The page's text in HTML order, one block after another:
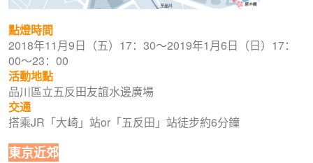
點燈時間
2018年11月9日（五）17：30～2019年1月6日（日）17：
00～23：00
活動地點
品川區立五反田友誼水邊廣場
交通
搭乘JR「大崎」站or「五反田」站徒步約6分鐘
東京近郊